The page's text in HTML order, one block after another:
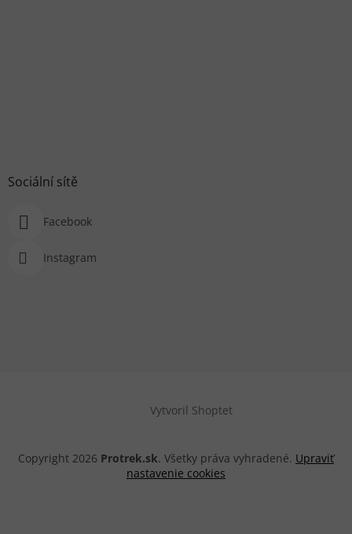
Sociální sítě
Facebook
Instagram
Vytvoril Shoptet
Copyright 2026 Protrek.sk. Všetky práva vyhradené. Upraviť
nastavenie cookies